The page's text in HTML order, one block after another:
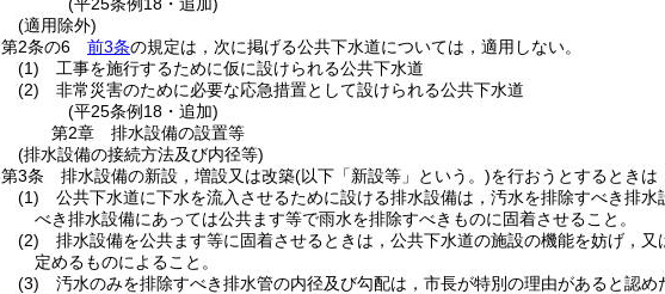
(適用除外)
第2条の6
前3条の規定は，次に掲げる公共下水道については，適用しない。
(1)
工事を施行するために仮に設けられる公共下水道
(2)
非常災害のために必要な応急措置として設けられる公共下水道
(平25条例18・追加)
第2章
排水設備の設置等
(排水設備の接続方法及び内径等)
第3条
排水設備の新設，増設又は改築(以下「新設等」という。)を行おうとするときは
(1)
公共下水道に下水を流入させるために設ける排水設備は，汚水を排除すべき排
べき排水設備にあっては公共ます等で雨水を排除すべきものに固着させること。
(2)
排水設備を公共ます等に固着させるときは，公共下水道の施設の機能を妨げ，
定めるものによること。
(3)
汚水のみを排除すべき排水管の内径及び勾配は，市長が特別の理由があると認め